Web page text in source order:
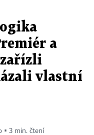
a
vlastní
▪ 3 min. čtení